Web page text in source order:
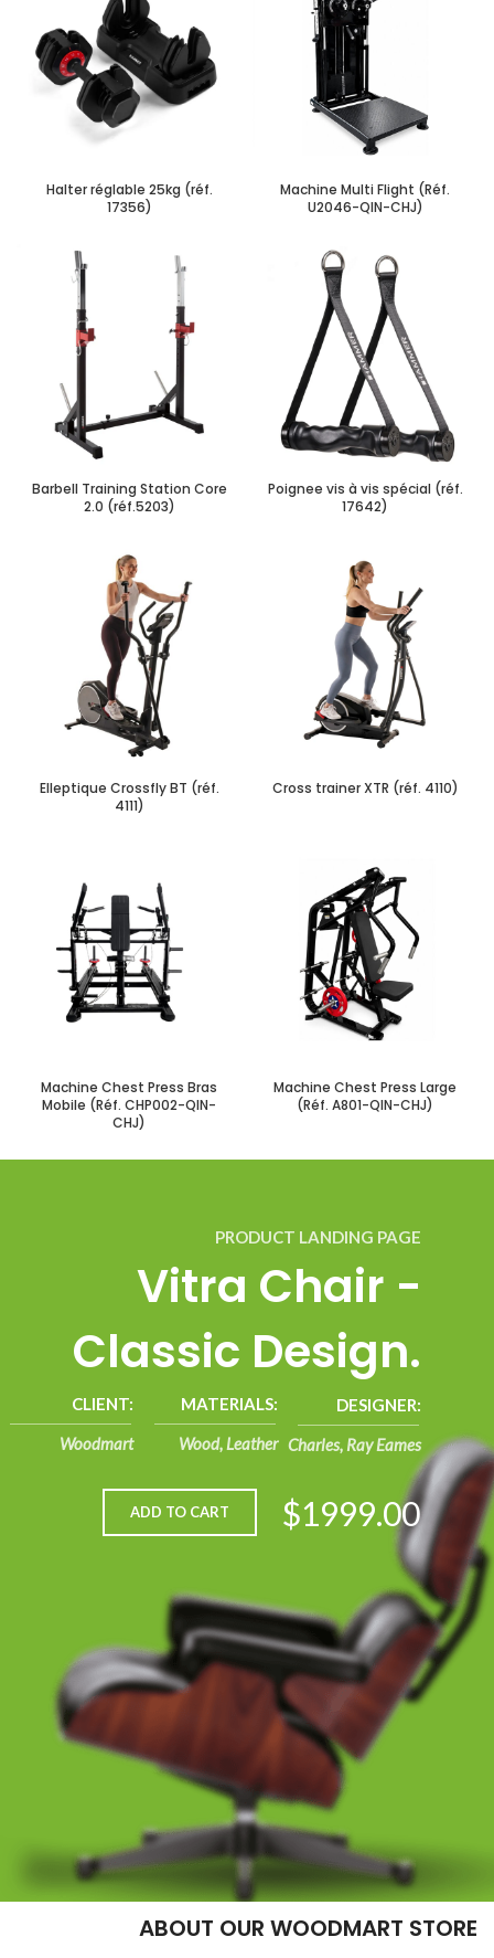
Halter réglable 25kg (réf.
17356)
Machine Multi Flight (Réf.
U2046-QIN-CHJ)
Barbell Training Station Core
2.0 (réf.5203)
Poignee vis à vis spécial (réf.
17642)
Elleptique Crossfly BT (réf.
4111)
Cross trainer XTR (réf. 4110)
Machine Chest Press Bras
Mobile (Réf. CHP002-QIN-
CHJ)
Machine Chest Press Large
(Réf. A801-QIN-CHJ)
DESIGNER:
Charles, Ray Eames
CLIENT:
Woodmart
MATERIALS:
Wood, Leather
PRODUCT LANDING PAGE
Vitra Chair -
Classic Design.
$1999.00
ADD TO CART
ABOUT OUR WOODMART STORE